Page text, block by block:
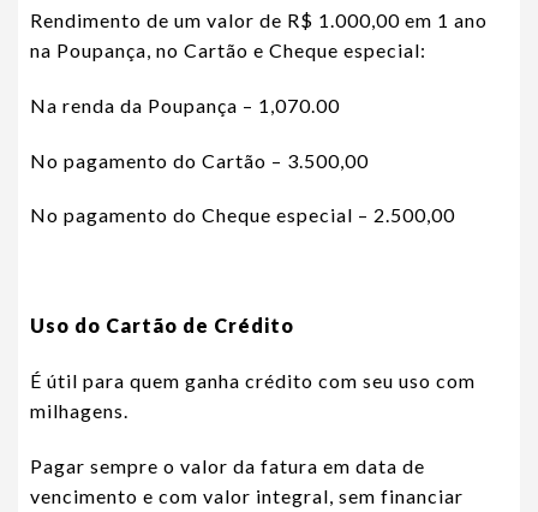
Rendimento de um valor de R$ 1.000,00 em 1 ano
na Poupança, no Cartão e Cheque especial:
Na renda da Poupança – 1,070.00
No pagamento do Cartão – 3.500,00
No pagamento do Cheque especial – 2.500,00
Uso do Cartão de Crédito
É útil para quem ganha crédito com seu uso com
milhagens.
Pagar sempre o valor da fatura em data de
vencimento e com valor integral, sem financiar